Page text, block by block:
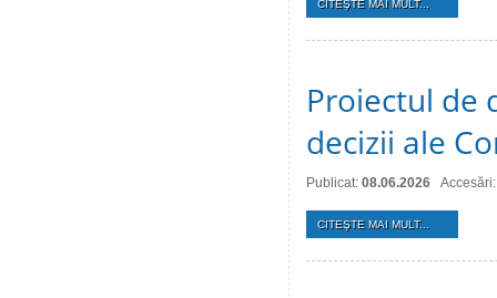
CITEŞTE MAI MULT...
Proiectul de
decizii ale
Publicat: 08.06.2026
CITEŞTE MAI MULT...